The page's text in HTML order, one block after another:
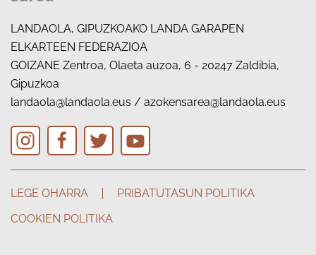
LANDAOLA, GIPUZKOAKO LANDA GARAPEN
ELKARTEEN FEDERAZIOA
GOIZANE Zentroa, Olaeta auzoa, 6 - 20247 Zaldibia,
Gipuzkoa
landaola@landaola.eus / azokensarea@landaola.eus
LEGE OHARRA
PRIBATUTASUN POLITIKA
COOKIEN POLITIKA